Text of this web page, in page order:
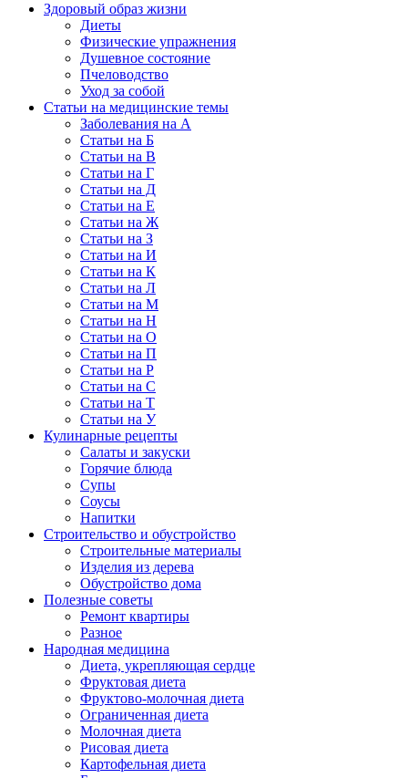
Здоровый образ жизни
Диеты
Физические упражнения
Душевное состояние
Пчеловодство
Уход за собой
Статьи на медицинские темы
Заболевания на А
Статьи на Б
Статьи на В
Статьи на Г
Статьи на Д
Статьи на Е
Статьи на Ж
Статьи на З
Статьи на И
Статьи на К
Статьи на Л
Статьи на М
Статьи на Н
Статьи на О
Статьи на П
Статьи на Р
Статьи на С
Статьи на Т
Статьи на У
Кулинарные рецепты
Салаты и закуски
Горячие блюда
Супы
Соусы
Напитки
Строительство и обустройство
Строительные материалы
Изделия из дерева
Обустройство дома
Полезные советы
Ремонт квартиры
Разное
Народная медицина
Диета, укрепляющая сердце
Фруктовая диета
Фруктово-молочная диета
Ограниченная диета
Молочная диета
Рисовая диета
Картофельная диета